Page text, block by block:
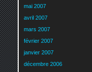
mai 2007
avril 2007
mars 2007
février 2007
janvier 2007
décembre 2006